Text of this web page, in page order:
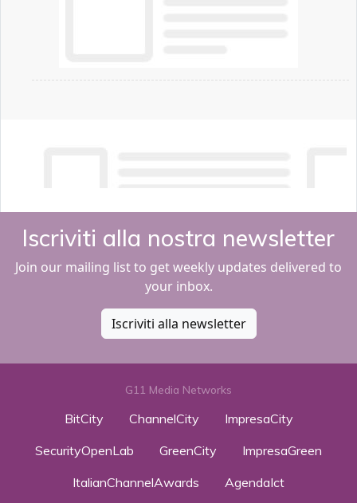
Iscriviti alla nostra newsletter
Join our mailing list to get weekly updates delivered to
your inbox.
Iscriviti alla newsletter
G11 Media Networks
BitCity ChannelCity
ImpresaCity
SecurityOpenLab
GreenCity
ImpresaGreen
ItalianChannelAwards
AgendaIct